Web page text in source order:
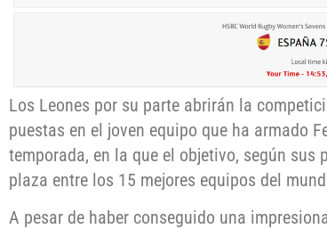
Los Leones por su parte abrirán la
puestas en el joven equipo que ha armado
temporada, en la que el objetivo, según
plaza entre los 15 mejores equipos del
A pesar de haber conseguido una